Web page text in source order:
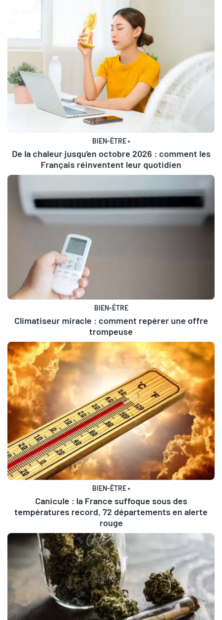
BIEN-ÊTRE•
De la chaleur jusqu’en octobre 2026 : comment les
Français réinventent leur quotidien
BIEN-ÊTRE
Climatiseur miracle : comment repérer une offre
trompeuse
BIEN-ÊTRE•
Canicule : la France suffoque sous des
températures record, 72 départements en alerte
rouge